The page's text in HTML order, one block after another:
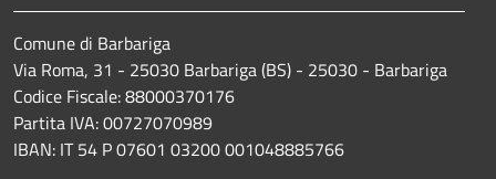
Comune di Barbariga
Via Roma, 31 - 25030 Barbariga (BS) - 25030 - Barbariga
Codice Fiscale: 88000370176
Partita IVA: 00727070989
IBAN: IT 54 P 07601 03200 001048885766